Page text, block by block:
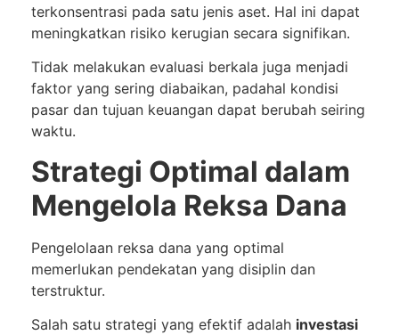
terkonsentrasi pada satu jenis aset. Hal ini dapat
meningkatkan risiko kerugian secara signifikan.
Tidak melakukan evaluasi berkala juga menjadi
faktor yang sering diabaikan, padahal kondisi
pasar dan tujuan keuangan dapat berubah seiring
waktu.
Strategi Optimal dalam
Mengelola Reksa Dana
Pengelolaan reksa dana yang optimal
memerlukan pendekatan yang disiplin dan
terstruktur.
Salah satu strategi yang efektif adalah investasi